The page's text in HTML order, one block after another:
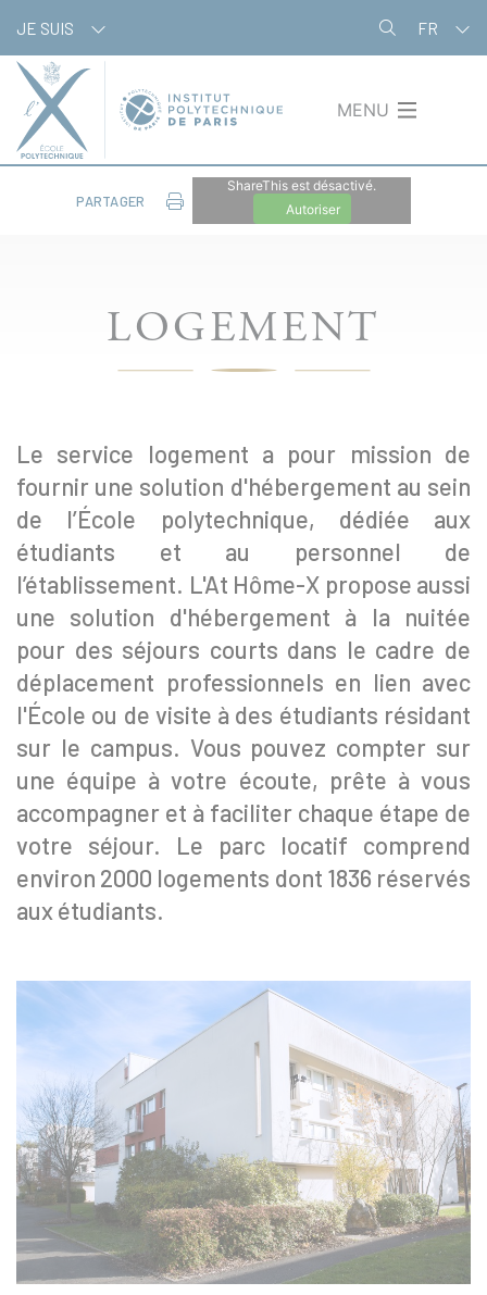
au
contenu
principal
JE SUIS FR
MENU
PARTAGER
ShareThis est désactivé.
Autoriser
LOGEMENT
Le service logement a pour mission de
fournir une solution d'hébergement au sein
de l’École polytechnique, dédiée aux
étudiants et au personnel de
l’établissement. L'At Hôme-X propose aussi
une solution d'hébergement à la nuitée
pour des séjours courts dans le cadre de
déplacement professionnels en lien avec
l'École ou de visite à des étudiants résidant
sur le campus. Vous pouvez compter sur
une équipe à votre écoute, prête à vous
accompagner et à faciliter chaque étape de
votre séjour. Le parc locatif comprend
environ 2000 logements dont 1836 réservés
aux étudiants.